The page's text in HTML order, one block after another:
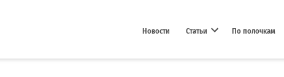
Новости Статьи По полочкам